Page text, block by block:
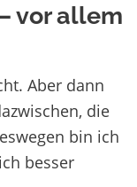
vor allem
Aber dann
die
bin ich
besser